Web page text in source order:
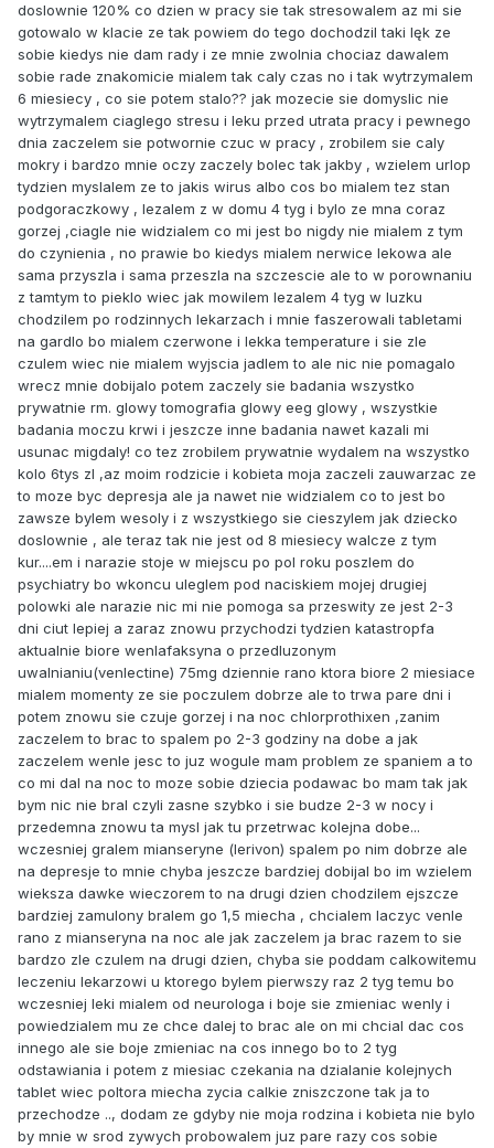
doslownie 120% co dzien w pracy sie tak stresowalem az mi sie
gotowalo w klacie ze tak powiem do tego dochodzil taki lęk ze
sobie kiedys nie dam rady i ze mnie zwolnia chociaz dawalem
sobie rade znakomicie mialem tak caly czas no i tak wytrzymalem
6 miesiecy , co sie potem stalo?? jak mozecie sie domyslic nie
wytrzymalem ciaglego stresu i leku przed utrata pracy i pewnego
dnia zaczelem sie potwornie czuc w pracy , zrobilem sie caly
mokry i bardzo mnie oczy zaczely bolec tak jakby , wzielem urlop
tydzien myslalem ze to jakis wirus albo cos bo mialem tez stan
podgoraczkowy , lezalem z w domu 4 tyg i bylo ze mna coraz
gorzej ,ciagle nie widzialem co mi jest bo nigdy nie mialem z tym
do czynienia , no prawie bo kiedys mialem nerwice lekowa ale
sama przyszla i sama przeszla na szczescie ale to w porownaniu
z tamtym to pieklo wiec jak mowilem lezalem 4 tyg w luzku
chodzilem po rodzinnych lekarzach i mnie faszerowali tabletami
na gardlo bo mialem czerwone i lekka temperature i sie zle
czulem wiec nie mialem wyjscia jadlem to ale nic nie pomagalo
wrecz mnie dobijalo potem zaczely sie badania wszystko
prywatnie rm. glowy tomografia glowy eeg glowy , wszystkie
badania moczu krwi i jeszcze inne badania nawet kazali mi
usunac migdaly! co tez zrobilem prywatnie wydalem na wszystko
kolo 6tys zl ,az moim rodzicie i kobieta moja zaczeli zauwarzac ze
to moze byc depresja ale ja nawet nie widzialem co to jest bo
zawsze bylem wesoly i z wszystkiego sie cieszylem jak dziecko
doslownie , ale teraz tak nie jest od 8 miesiecy walcze z tym
kur....em i narazie stoje w miejscu po pol roku poszlem do
psychiatry bo wkoncu uleglem pod naciskiem mojej drugiej
polowki ale narazie nic mi nie pomoga sa przeswity ze jest 2-3
dni ciut lepiej a zaraz znowu przychodzi tydzien katastropfa
aktualnie biore wenlafaksyna o przedluzonym
uwalnianiu(venlectine) 75mg dziennie rano ktora biore 2 miesiace
mialem momenty ze sie poczulem dobrze ale to trwa pare dni i
potem znowu sie czuje gorzej i na noc chlorprothixen ,zanim
zaczelem to brac to spalem po 2-3 godziny na dobe a jak
zaczelem wenle jesc to juz wogule mam problem ze spaniem a to
co mi dal na noc to moze sobie dziecia podawac bo mam tak jak
bym nic nie bral czyli zasne szybko i sie budze 2-3 w nocy i
przedemna znowu ta mysl jak tu przetrwac kolejna dobe...
wczesniej gralem mianseryne (lerivon) spalem po nim dobrze ale
na depresje to mnie chyba jeszcze bardziej dobijal bo im wzielem
wieksza dawke wieczorem to na drugi dzien chodzilem ejszcze
bardziej zamulony bralem go 1,5 miecha , chcialem laczyc venle
rano z mianseryna na noc ale jak zaczelem ja brac razem to sie
bardzo zle czulem na drugi dzien, chyba sie poddam calkowitemu
leczeniu lekarzowi u ktorego bylem pierwszy raz 2 tyg temu bo
wczesniej leki mialem od neurologa i boje sie zmieniac wenly i
powiedzialem mu ze chce dalej to brac ale on mi chcial dac cos
innego ale sie boje zmieniac na cos innego bo to 2 tyg
odstawiania i potem z miesiac czekania na dzialanie kolejnych
tablet wiec poltora miecha zycia calkie zniszczone tak ja to
przechodze .., dodam ze gdyby nie moja rodzina i kobieta nie bylo
by mnie w srod zywych probowalem juz pare razy cos sobie